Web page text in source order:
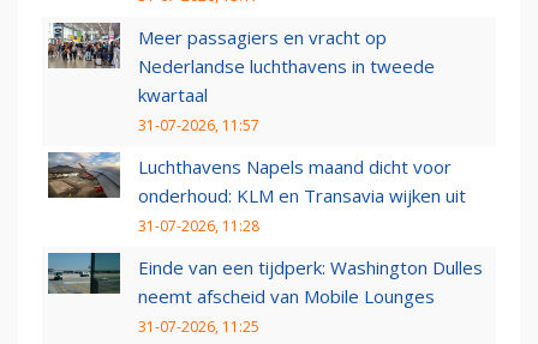
Meer passagiers en vracht op
Nederlandse luchthavens in tweede
kwartaal
31-07-2026, 11:57
Luchthavens Napels maand dicht voor
onderhoud: KLM en Transavia wijken uit
31-07-2026, 11:28
Einde van een tijdperk: Washington Dulles
neemt afscheid van Mobile Lounges
31-07-2026, 11:25